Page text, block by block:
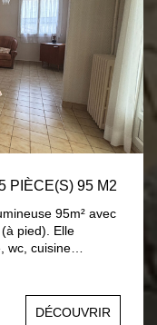
PIÈCE(S) 95 M2
Elle
wc, cuisine
vue et accès
: trois chambres
3.40m² av/wc.
DÉCOUVRIR